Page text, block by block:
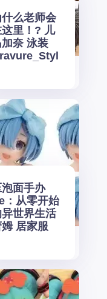
什么老师会
里！? 儿
加奈 泳装
泡面手办
：从零开始
异世界生活
居家服